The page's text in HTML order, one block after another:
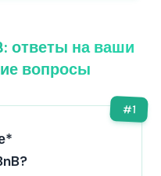
ответы на ваши
вопросы
#1